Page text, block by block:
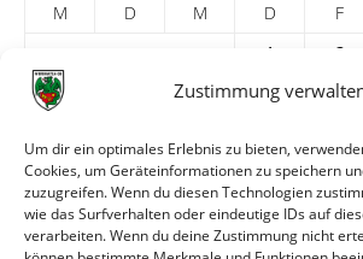
Zustimmung
Um dir ein optimales Erlebnis zu bieten,
Cookies, um Geräteinformationen zu speichern
zuzugreifen. Wenn du diesen Technologien
wie das Surfverhalten oder eindeutige IDs auf
verarbeiten. Wenn du deine Zustimmung nicht
M
D M D F
1
2
5
7 8 9
19
20 21 22 23
26
27 28 29 30
« Dez.
Feb. »